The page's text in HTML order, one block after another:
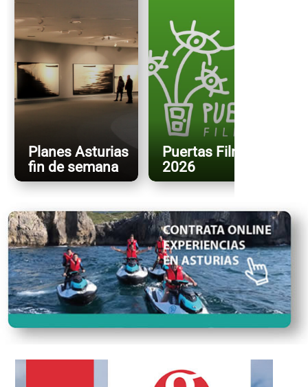
Planes Asturias
fin de semana
Puertas FilmFest
2026